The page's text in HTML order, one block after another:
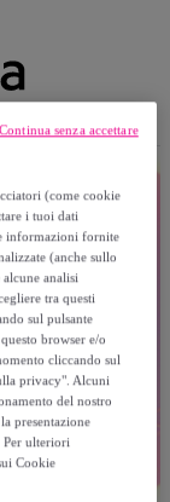
(come cookie
i tuoi dati
informazioni fornite
(anche sullo
analisi
tra questi
sul pulsante
browser e/o
cliccando sul
privacy". Alcuni
del nostro
presentazione
Per ulteriori
Cookie
Continua senza accettare